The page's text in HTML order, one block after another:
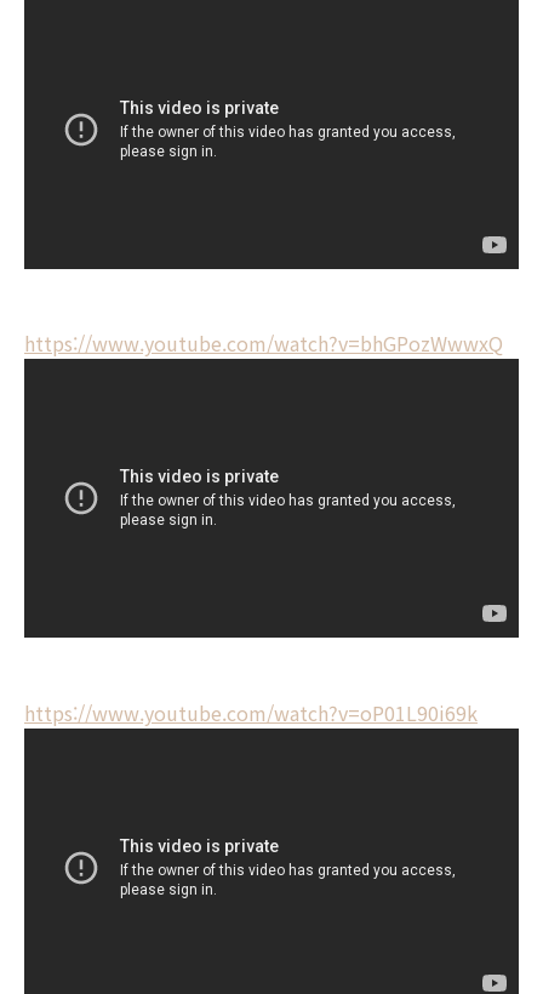
https://www.youtube.com/watch?v=bhGPozWwwxQ
https://www.youtube.com/watch?v=oP01L90i69k